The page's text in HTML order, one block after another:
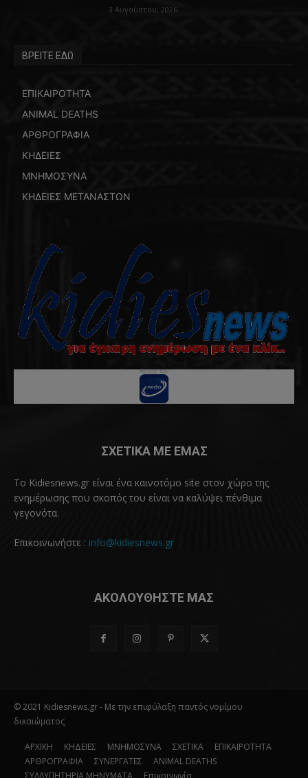
3 Αυγούστου, 2026
ΒΡΕΙΤΕ ΕΔΩ
ΕΠΙΚΑΙΡΟΤΗΤΑ
ANIMAL DEATHS
ΑΡΘΡΟΓΡΑΦΙΑ
ΚΗΔΕΙΕΣ
ΜΝΗΜΟΣΥΝΑ
ΚΗΔΕΙΕΣ ΜΕΤΑΝΑΣΤΩΝ
ΣΧΕΤΙΚΑ ΜΕ ΕΜΑΣ
Το Kidiesnews.gr είναι ένα καινοτόμο site στον χώρο της
ενημέρωσης που σκοπός του είναι να καλύψει πένθιμα
γεγονότα.
Επικοινωνήστε : info@kidiesnews.gr
ΑΚΟΛΟΥΘΗΣΤΕ ΜΑΣ
© 2021 Kidiesnews.gr - Με την επιφύλαξη παντός νομίμου
δικαιώματος
ΑΡΧΙΚΗ ΚΗΔΕΙΕΣ ΜΝΗΜΟΣΥΝΑ ΣΧΕΤΙΚΑ
ΕΠΙΚΑΙΡΟΤΗΤΑ
ΑΡΘΡΟΓΡΑΦΙΑ
ΣΥΝΕΡΓΑΤΕΣ
ANIMAL DEATHS
ΣΥΛΛΥΠΗΤΗΡΙΑ ΜΗΝΥΜΑΤΑ
Επικοινωνία